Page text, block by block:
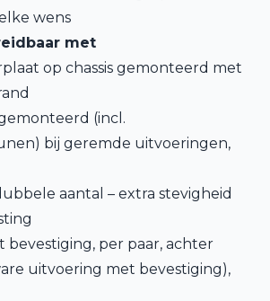
wens
met
op chassis gemonteerd met
(incl.
bij geremde uitvoeringen,
aantal – extra stevigheid
bevestiging, per paar, achter
uitvoering met bevestiging),